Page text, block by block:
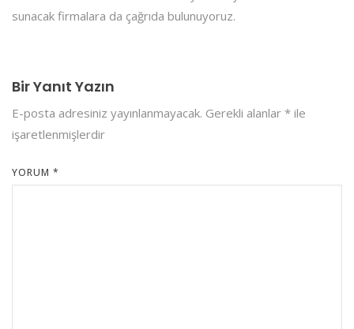
sunacak firmalara da çağrıda bulunuyoruz.
Bir Yanıt Yazın
E-posta adresiniz yayınlanmayacak. Gerekli alanlar * ile
işaretlenmişlerdir
YORUM *